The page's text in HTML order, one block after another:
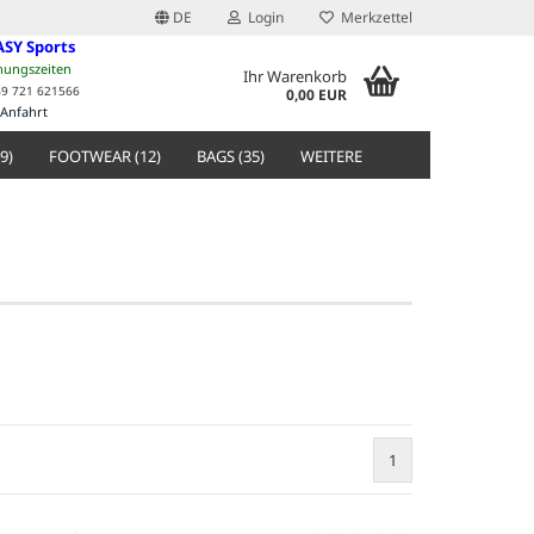
DE Login Merkzettel
Sports
721 621566
Anfahrt
Ihr Warenkorb
0,00 EUR
FOOTWEAR (12) BAGS (35) WEITERE
1